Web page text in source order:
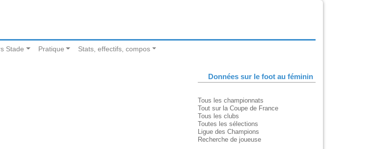
Stade Pratique Stats, effectifs, compos
Données sur le foot au féminin
Tous les championnats
Tout sur la Coupe de France
Tous les clubs
Toutes les sélections
Ligue des Champions
Recherche de joueuse